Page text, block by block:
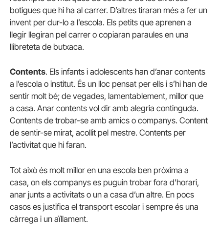
botigues que hi ha al carrer. D’altres tiraran més a fer un
invent per dur-lo a l’escola. Els petits que aprenen a
llegir llegiran pel carrer o copiaran paraules en una
llibreteta de butxaca.
Contents. Els infants i adolescents han d’anar contents
a l’escola o institut. És un lloc pensat per ells i s’hi han de
sentir molt bé; de vegades, lamentablement, millor que
a casa. Anar contents vol dir amb alegria continguda.
Contents de trobar-se amb amics o companys. Content
de sentir-se mirat, acollit pel mestre. Contents per
l’activitat que hi faran.
Tot això és molt millor en una escola ben pròxima a
casa, on els companys es puguin trobar fora d’horari,
anar junts a activitats o un a casa d’un altre. En pocs
casos es justifica el transport escolar i sempre és una
càrrega i un aïllament.